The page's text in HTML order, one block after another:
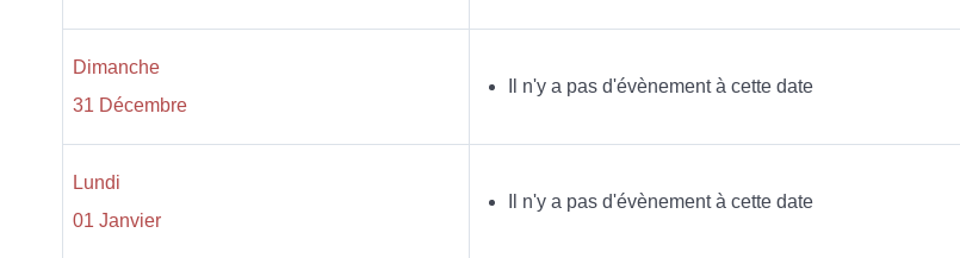
Dimanche
31 Décembre
Il n'y a pas d'évènement à cette date
Lundi
01 Janvier
Il n'y a pas d'évènement à cette date